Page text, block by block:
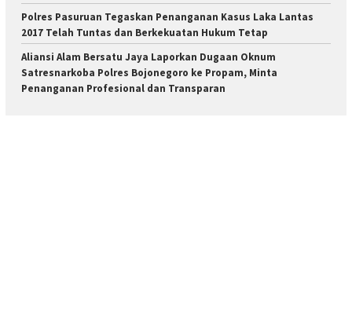
Polres Pasuruan Tegaskan Penanganan Kasus Laka Lantas
2017 Telah Tuntas dan Berkekuatan Hukum Tetap
Aliansi Alam Bersatu Jaya Laporkan Dugaan Oknum
Satresnarkoba Polres Bojonegoro ke Propam, Minta
Penanganan Profesional dan Transparan